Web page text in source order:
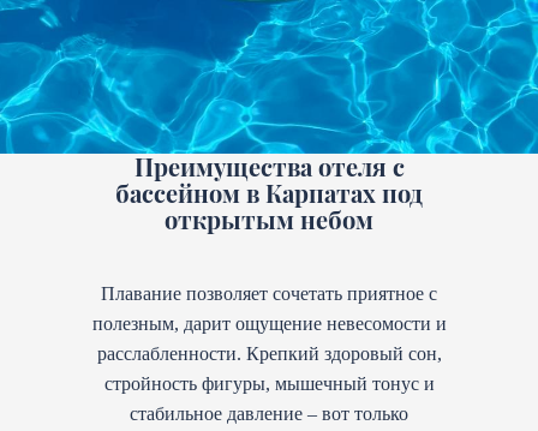
Преимущества отеля с
бассейном в Карпатах под
открытым небом
Плавание позволяет сочетать приятное с
полезным, дарит ощущение невесомости и
расслабленности. Крепкий здоровый сон,
стройность фигуры, мышечный тонус и
стабильное давление – вот только